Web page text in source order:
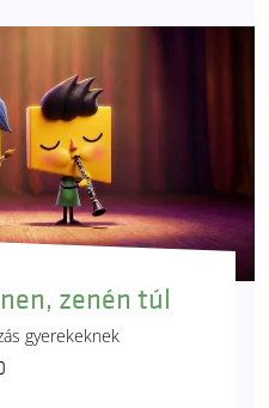
zenén túl
gyerekeknek